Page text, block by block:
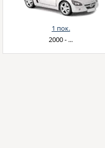
1 пок.
2000 - ...